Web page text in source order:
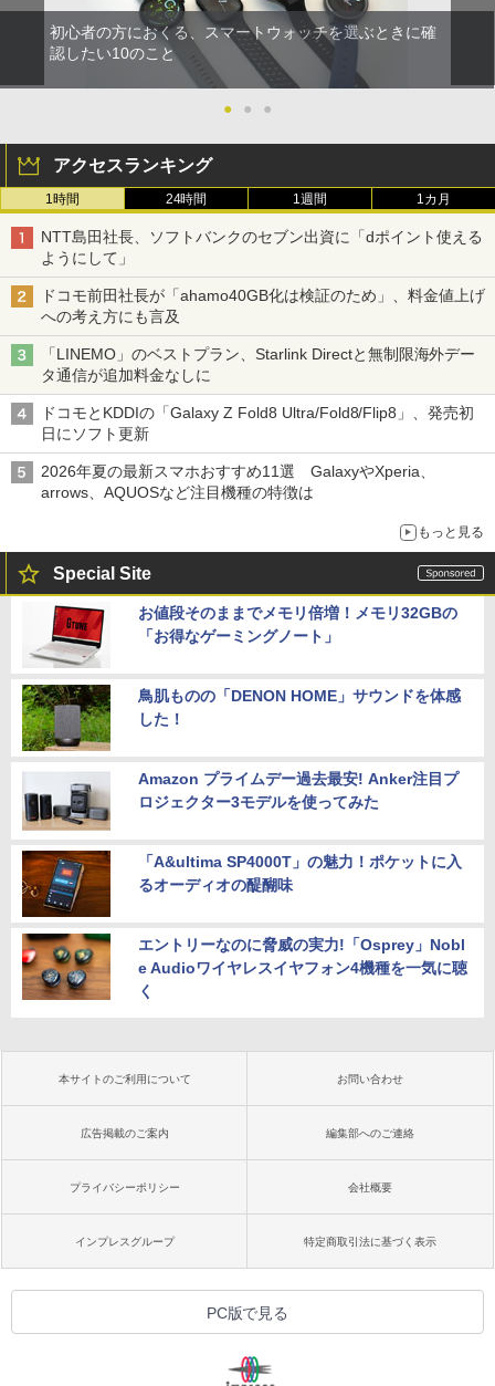
初心者の方におくる、スマートウォッチを選ぶときに確
認したい10のこと
● ● ●
アクセスランキング
1時間 24時間 1週間 1カ月
NTT島田社長、ソフトバンクのセブン出資に「dポイント使える
ようにして」
ドコモ前田社長が「ahamo40GB化は検証のため」、料金値上げ
への考え方にも言及
「LINEMO」のベストプラン、Starlink Directと無制限海外デー
タ通信が追加料金なしに
ドコモとKDDIの「Galaxy Z Fold8 Ultra/Fold8/Flip8」、発売初
日にソフト更新
2026年夏の最新スマホおすすめ11選 GalaxyやXperia、
arrows、AQUOSなど注目機種の特徴は
もっと見る
Special Site
お値段そのままでメモリ倍増！メモリ32GBの
「お得なゲーミングノート」
鳥肌ものの「DENON HOME」サウンドを体感
した！
Amazon プライムデー過去最安! Anker注目プ
ロジェクター3モデルを使ってみた
「A&ultima SP4000T」の魅力！ポケットに入
るオーディオの醍醐味
エントリーなのに脅威の実力!「Osprey」Nobl
e Audioワイヤレスイヤフォン4機種を一気に聴
く
本サイトのご利用について お問い合わせ
広告掲載のご案内 編集部へのご連絡
プライバシーポリシー 会社概要
インプレスグループ 特定商取引法に基づく表示
PC版で見る